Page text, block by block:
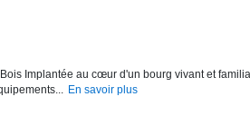
Implantée au cœur d'un bourg vivant et
En savoir plus